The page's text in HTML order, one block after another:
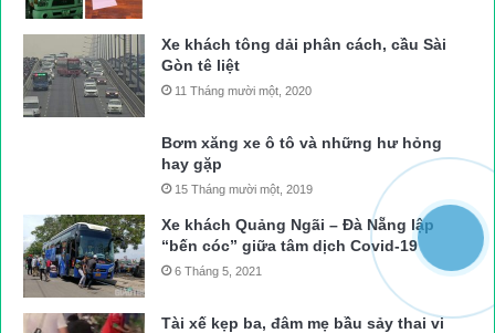
Xe khách tông dải phân cách, cầu Sài
Gòn tê liệt
11 Tháng mười một, 2020
Bơm xăng xe ô tô và những hư hỏng
hay gặp
15 Tháng mười một, 2019
Xe khách Quảng Ngãi – Đà Nẵng lập
“bến cóc” giữa tâm dịch Covid-19
6 Tháng 5, 2021
Tài xế kẹp ba, đâm mẹ bầu sảy thai vi